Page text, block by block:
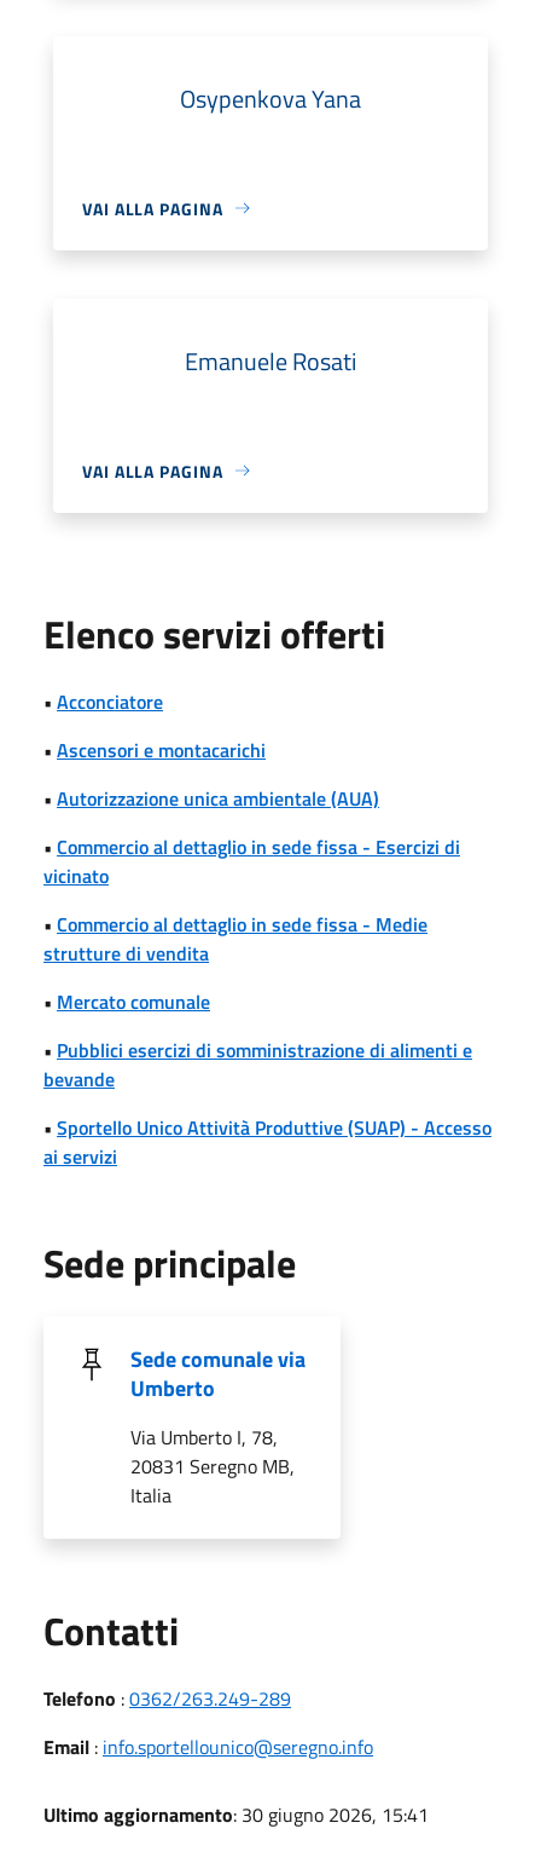
Osypenkova Yana
VAI ALLA PAGINA
Emanuele Rosati
VAI ALLA PAGINA
Elenco servizi offerti
• Acconciatore
• Ascensori e montacarichi
• Autorizzazione unica ambientale (AUA)
• Commercio al dettaglio in sede fissa - Esercizi di
vicinato
• Commercio al dettaglio in sede fissa - Medie
strutture di vendita
• Mercato comunale
• Pubblici esercizi di somministrazione di alimenti e
bevande
• Sportello Unico Attività Produttive (SUAP) - Accesso
ai servizi
Sede principale
Sede comunale via
Umberto
Via Umberto I, 78,
20831 Seregno MB,
Italia
Contatti
Telefono :0362/263.249-289
Email : info.sportellounico@seregno.info
Ultimo aggiornamento: 30 giugno 2026, 15:41